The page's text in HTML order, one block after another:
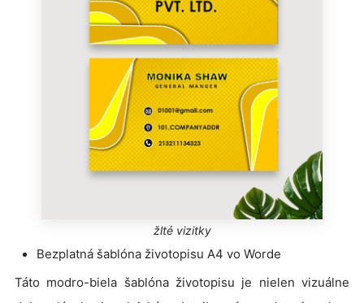
žlté vizitky
Bezplatná šablóna životopisu A4 vo Worde
Táto modro-biela šablóna životopisu je nielen vizuálne